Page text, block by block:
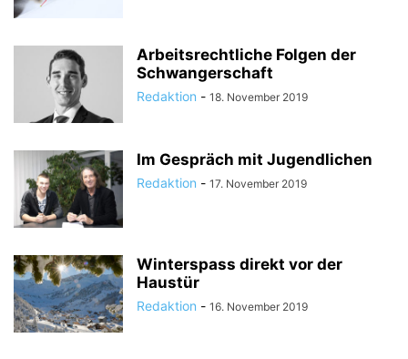
Arbeitsrechtliche Folgen der
Schwangerschaft
Redaktion - 18. November 2019
Im Gespräch mit Jugendlichen
Redaktion - 17. November 2019
Winterspass direkt vor der
Haustür
Redaktion - 16. November 2019